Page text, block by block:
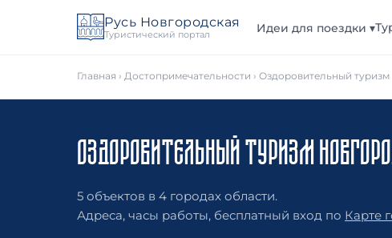
Русь Новгородская
Туристический портал
Идеи для поездки ▾
Главная › Достопримечательности › Оздоровительный туризм
ОЗДОРОВИТЕЛЬНЫЙ ТУРИЗМ
5 объектов в 4 городах области.
Адреса, часы работы, бесплатный вход по Карте